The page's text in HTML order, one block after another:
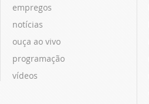
empregos
notícias
ouça ao vivo
programação
vídeos